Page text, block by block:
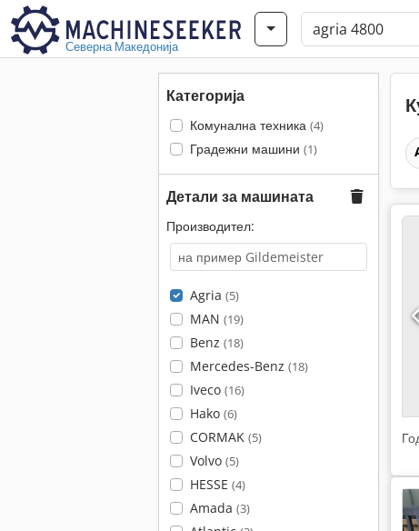
Северна Македонија
Категорија
Комунална техника (4)
Градежни машини (1)
Детали за машината
Производител:
Agria (5)
MAN (19)
Benz (18)
Mercedes-Benz (18)
Iveco (16)
Hako (6)
CORMAK (5)
Volvo (5)
HESSE (4)
Amada (3)